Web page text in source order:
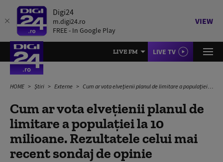
Digi24
m.digi24.ro
FREE - In Google Play
VIEW
LIVE FM LIVE TV
HOME Știri Externe Cum ar vota elvețienii planul de limitare a populației la 10 milioane. Rezultatele celui mai recent sondaj de opinie
Cum ar vota elvețienii planul de
limitare a populației la 10
milioane. Rezultatele celui mai
recent sondaj de opinie